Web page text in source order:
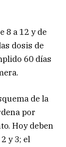
8 a 12 y de
dosis de
60 días
de la
por
Hoy deben
y 3; el